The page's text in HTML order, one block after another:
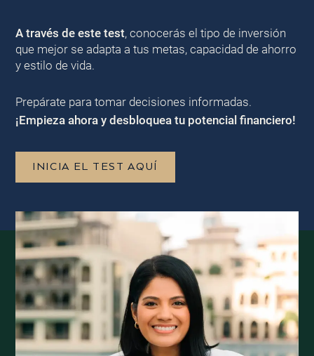
A través de este test, conocerás el tipo de inversión
que mejor se adapta a tus metas, capacidad de ahorro
y estilo de vida.
Prepárate para tomar decisiones informadas.
¡Empieza ahora y desbloquea tu potencial financiero!
INICIA EL TEST AQUÍ